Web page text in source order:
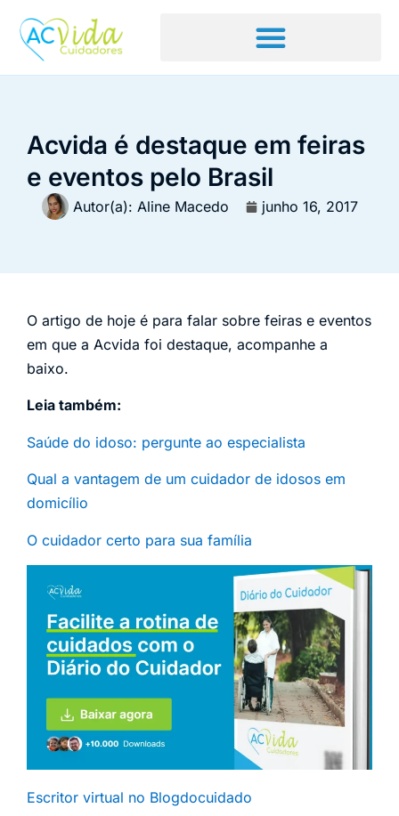
Acvida é destaque em feiras
e eventos pelo Brasil
Autor(a): Aline Macedo junho 16, 2017
O artigo de hoje é para falar sobre feiras e eventos
em que a Acvida foi destaque, acompanhe a
baixo.
Leia também:
Saúde do idoso: pergunte ao especialista
Qual a vantagem de um cuidador de idosos em
domicílio
O cuidador certo para sua família
Escritor virtual no Blogdocuidado